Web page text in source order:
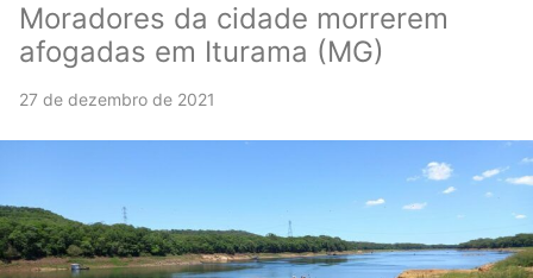
Moradores da cidade morrerem
afogadas em Iturama (MG)
27 de dezembro de 2021